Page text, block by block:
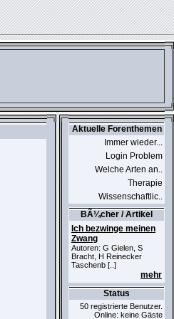
Aktuelle Forenthemen
Immer wieder...
Login Problem
Welche Arten an..
Therapie
Wissenschaftlic..
BÃ¼cher / Artikel
Ich bezwinge meinen
Zwang
Autoren: G Gielen, S
Bracht, H Reinecker
Taschenb [..]
mehr
Status
50 registrierte Benutzer.
Online: keine Gäste